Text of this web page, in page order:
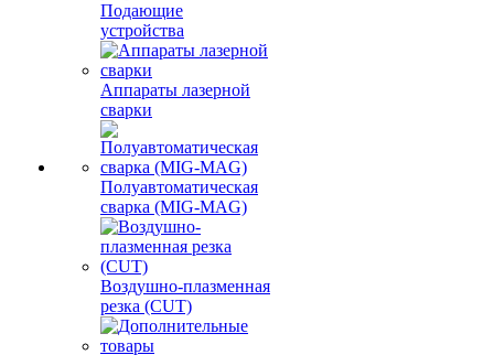
Подающие
устройства
Аппараты лазерной
сварки
Полуавтоматическая
сварка (MIG-MAG)
Воздушно-плазменная
резка (CUT)